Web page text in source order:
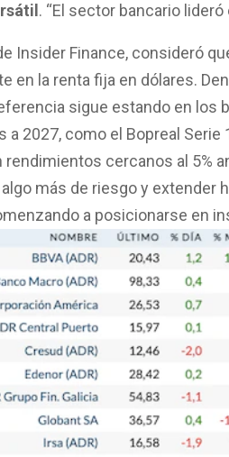
. “El sector bancario
Insider Finance, consideró
en la renta fija en dólares.
sigue estando en los
2027, como el Bopreal Serie
cercanos al 5%
más de riesgo y extender
a posicionarse en